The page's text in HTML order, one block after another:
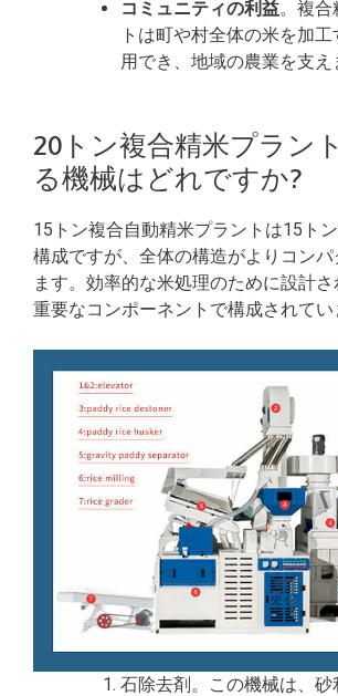
コミュニティの利益。複合
トは町や村全体の米を加
用でき、地域の農業を支え
20トン複合精米プラン
る機械はどれですか?
15トン複合自動精米プラントは15ト
構成ですが、全体の構造がよりコン
ます。効率的な米処理のために設計
重要なコンポーネントで構成されてい
石除去剤。この機械は、砂